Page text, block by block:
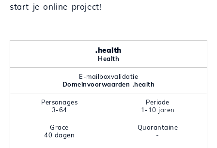
start je online project!
.health
Health
E-mailboxvalidatie
Domeinvoorwaarden .health
Personages
3-64
Periode
1-10 jaren
Grace
40 dagen
Quarantaine
-